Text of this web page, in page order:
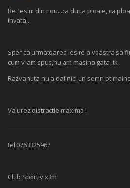
Re: Iesim din nou...ca dupa ploaie, ca
invata...
Sper ca urmatoarea iesire a voastra sa
cum v-am spus,nu am masina gata :tk .
Razvanuta nu a dat nici un semn pt
Va urez distractie maxima !
tel 0763325967
Club Sportiv x3m